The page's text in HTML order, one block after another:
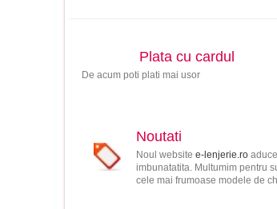
Plata cu cardul
De acum poti plati mai usor
Noutati
Noul website e-lenjerie.roaduce
imbunatatita. Multumim pentru
cele mai frumoase modele de